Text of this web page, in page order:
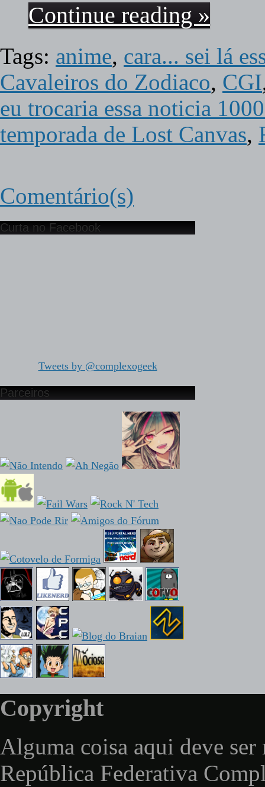
Continue reading »
Tags: anime, cara... sei lá
Cavaleiros do Zodiaco, CGI
eu trocaria essa noticia
temporada de Lost Canvas,
Comentário(s)
Curta no Facebook
Tweets by @complexogeek
Parceiros
Copyright
Alguma coisa aqui deve ser
República Federativa